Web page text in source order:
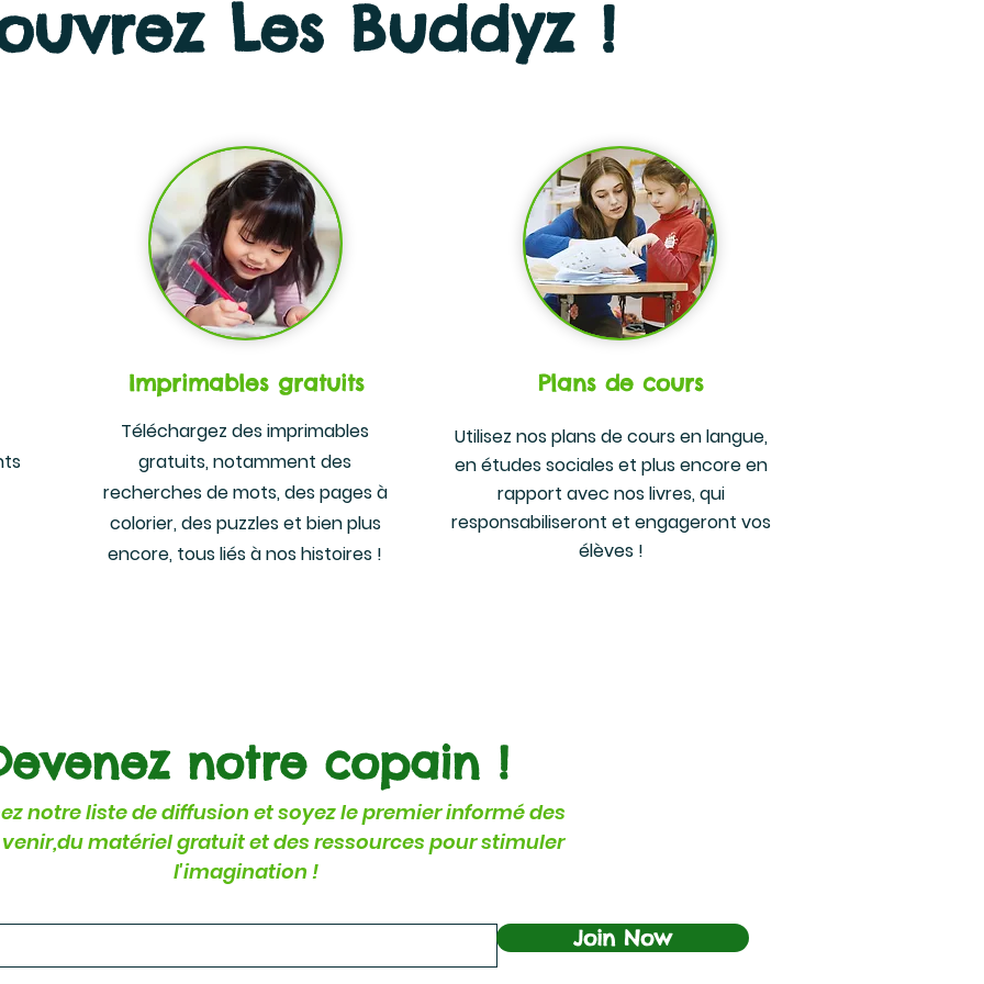
Les Buddyz !
Imprimables gratuits
Téléchargez des imprimables
gratuits, notamment des
recherches de mots, des pages à
colorier, des puzzles et bien plus
encore, tous liés à nos histoires !
Plans de cours
Utilisez nos plans de cours en langue,
en études sociales et plus encore en
rapport avec nos livres, qui
responsabiliseront et engageront vos
élèves !
notre copain !
notre liste de diffusion et soyez le premier informé des
du matériel gratuit et des ressources pour stimuler
l'imagination !
Join Now